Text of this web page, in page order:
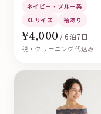
ネイビー・ブルー系
XLサイズ
袖あり
¥4,000 / 6泊7日
税・クリーニング代込み